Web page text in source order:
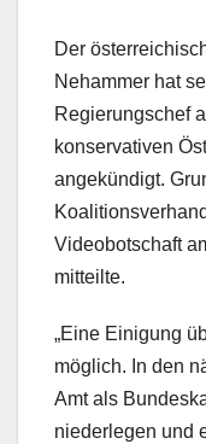
Der
Nehammer hat
Regierungschef
konservativen
angekündigt.
Videobotschaft
mitteilte.
„Eine Einigung
möglich. In den
Amt als
niederlegen und